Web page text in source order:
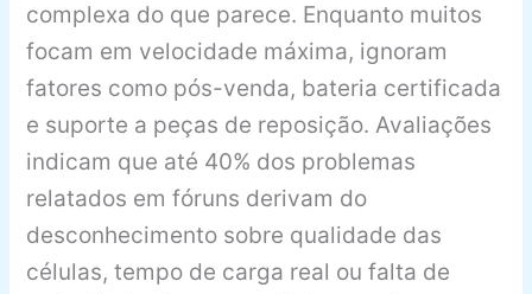
complexa do que parece. Enquanto muitos
focam em velocidade máxima, ignoram
fatores como pós-venda, bateria certificada
e suporte a peças de reposição. Avaliações
indicam que até 40% dos problemas
relatados em fóruns derivam do
desconhecimento sobre qualidade das
células, tempo de carga real ou falta de